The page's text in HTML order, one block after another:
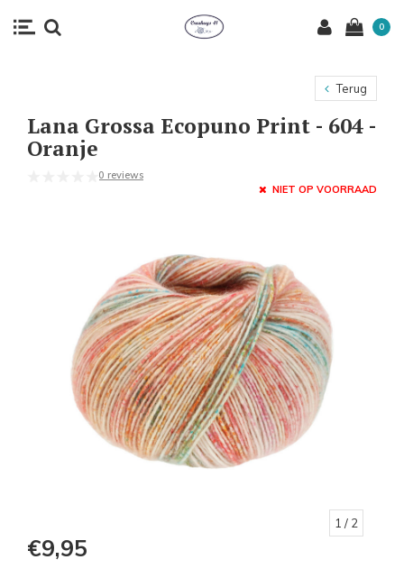
0
Terug
Lana Grossa Ecopuno Print - 604 -
Oranje
0 reviews
NIET OP VOORRAAD
1 / 2
€9,95